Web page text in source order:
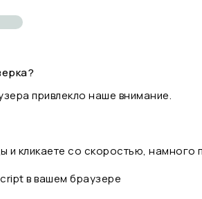
привлекло наше внимание.
и кликаете со скоростью,
в вашем браузере